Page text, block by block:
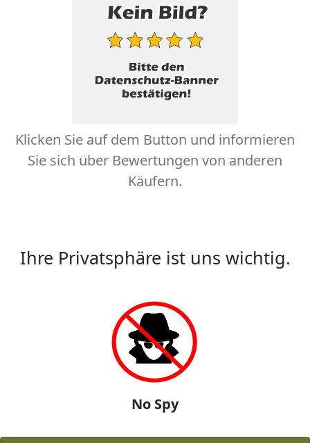
Klicken Sie auf dem Button und informieren
Sie sich über Bewertungen von anderen
Käufern.
Ihre Privatsphäre ist uns wichtig.
No Spy